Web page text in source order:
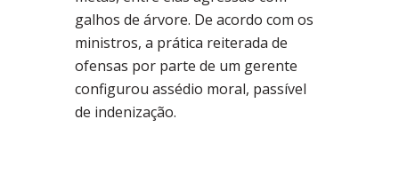
galhos de árvore. De acordo com os
ministros, a prática reiterada de
ofensas por parte de um gerente
configurou assédio moral, passível
de indenização.